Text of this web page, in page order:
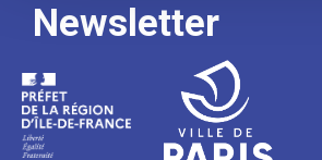
Newsletter